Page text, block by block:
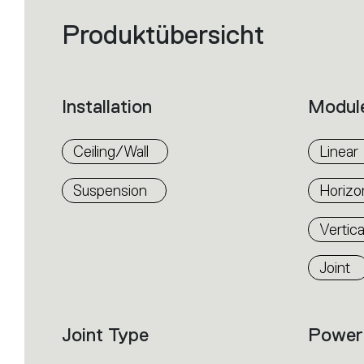
Filters
that
the
the
filters
to
the
desired
Produktübersicht
Installation
Ceiling/Wall
Suspension
Linear
Joint
Joint Type